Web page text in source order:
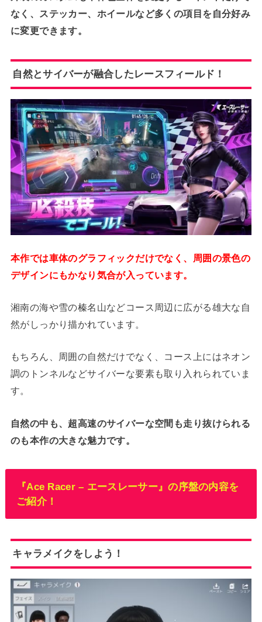
なく、ステッカー、ホイールなど多くの項目を自分好み
に変更できます。
自然とサイバーが融合したレースフィールド！
本作では車体のグラフィックだけでなく、周囲の景色の
デザインにもかなり気合が入っています。
湘南の海や雪の榛名山などコース周辺に広がる雄大な自
然がしっかり描かれています。
もちろん、周囲の自然だけでなく、コース上にはネオン
調のトンネルなどサイバーな要素も取り入れられていま
す。
自然の中も、超高速のサイバーな空間も走り抜けられる
のも本作の大きな魅力です。
『Ace Racer – エースレーサー』の序盤の内容を
ご紹介！
キャラメイクをしよう！